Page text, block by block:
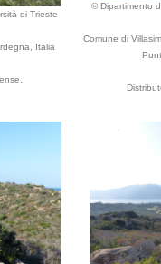
di Trieste
Italia
© Dipartimento
Comune di